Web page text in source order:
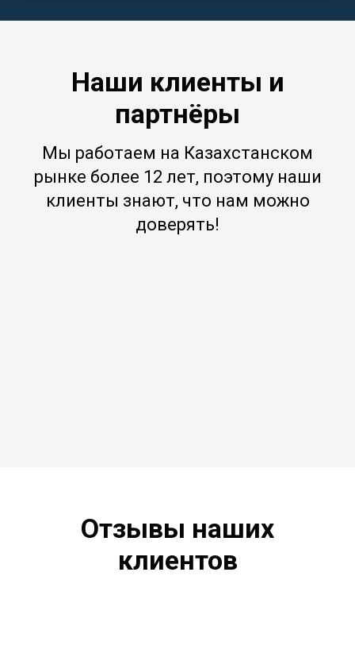
Наши клиенты и
партнёры
Мы работаем на Казахстанском
рынке более 12 лет, поэтому наши
клиенты знают, что нам можно
доверять!
Отзывы наших
клиентов